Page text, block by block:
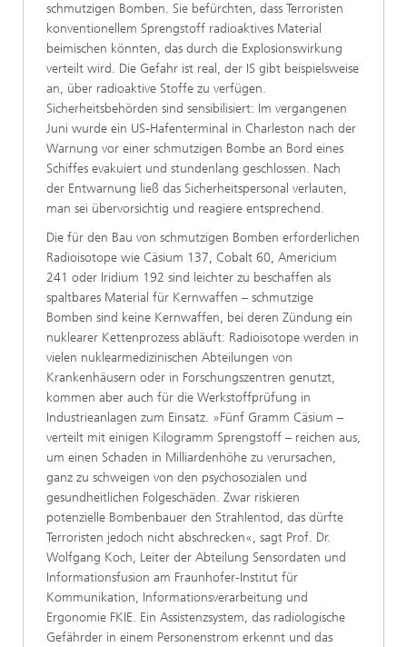
schmutzigen Bomben. Sie befürchten, dass Terroristen
konventionellem Sprengstoff radioaktives Material
beimischen könnten, das durch die Explosionswirkung
verteilt wird. Die Gefahr ist real, der IS gibt beispielsweise
an, über radioaktive Stoffe zu verfügen.
Sicherheitsbehörden sind sensibilisiert: Im vergangenen
Juni wurde ein US-Hafenterminal in Charleston nach der
Warnung vor einer schmutzigen Bombe an Bord eines
Schiffes evakuiert und stundenlang geschlossen. Nach
der Entwarnung ließ das Sicherheitspersonal verlauten,
man sei übervorsichtig und reagiere entsprechend.
Die für den Bau von schmutzigen Bomben erforderlichen
Radioisotope wie Cäsium 137, Cobalt 60, Americium
241 oder Iridium 192 sind leichter zu beschaffen als
spaltbares Material für Kernwaffen – schmutzige
Bomben sind keine Kernwaffen, bei deren Zündung ein
nuklearer Kettenprozess abläuft: Radioisotope werden in
vielen nuklearmedizinischen Abteilungen von
Krankenhäusern oder in Forschungszentren genutzt,
kommen aber auch für die Werkstoffprüfung in
Industrieanlagen zum Einsatz. »Fünf Gramm Cäsium –
verteilt mit einigen Kilogramm Sprengstoff – reichen aus,
um einen Schaden in Milliardenhöhe zu verursachen,
ganz zu schweigen von den psychosozialen und
gesundheitlichen Folgeschäden. Zwar riskieren
potenzielle Bombenbauer den Strahlentod, das dürfte
Terroristen jedoch nicht abschrecken«, sagt Prof. Dr.
Wolfgang Koch, Leiter der Abteilung Sensordaten und
Informationsfusion am Fraunhofer-Institut für
Kommunikation, Informationsverarbeitung und
Ergonomie FKIE. Ein Assistenzsystem, das radiologische
Gefährder in einem Personenstrom erkennt und das